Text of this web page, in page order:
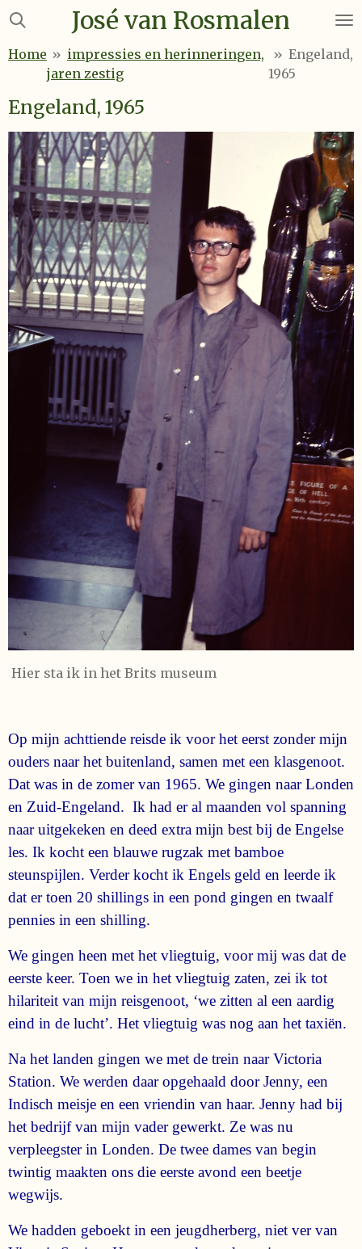
Ga
naar
José van Rosmalen
Home » impressies en herinneringen,
jaren zestig
» Engeland,
1965
Engeland, 1965
Hier sta ik in het Brits museum
Op mijn achttiende reisde ik voor het eerst zonder mijn
ouders naar het buitenland, samen met een klasgenoot.
Dat was in de zomer van 1965. We gingen naar Londen
en Zuid-Engeland. Ik had er al maanden vol spanning
naar uitgekeken en deed extra mijn best bij de Engelse
les. Ik kocht een blauwe rugzak met bamboe
steunspijlen. Verder kocht ik Engels geld en leerde ik
dat er toen 20 shillings in een pond gingen en twaalf
pennies in een shilling.
We gingen heen met het vliegtuig, voor mij was dat de
eerste keer. Toen we in het vliegtuig zaten, zei ik tot
hilariteit van mijn reisgenoot, ‘we zitten al een aardig
eind in de lucht’. Het vliegtuig was nog aan het taxiën.
Na het landen gingen we met de trein naar Victoria
Station. We werden daar opgehaald door Jenny, een
Indisch meisje en een vriendin van haar. Jenny had bij
het bedrijf van mijn vader gewerkt. Ze was nu
verpleegster in Londen. De twee dames van begin
twintig maakten ons die eerste avond een beetje
wegwijs.
We hadden geboekt in een jeugdherberg, niet ver van